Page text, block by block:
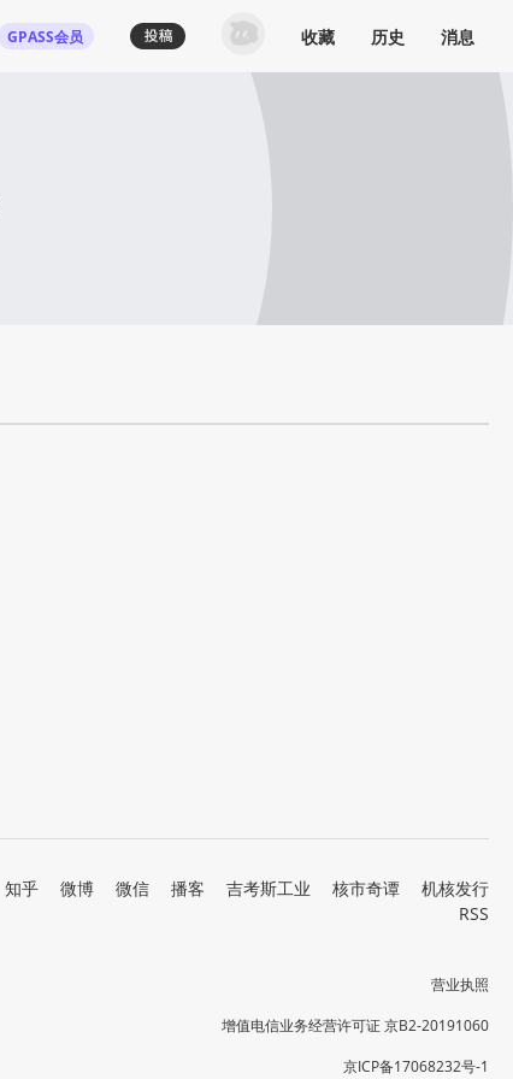
GPASS会员 收藏 历史 消息
知乎 微博 微信 播客 吉考斯工业 核市奇谭
机核发行
RSS
营业执照
增值电信业务经营许可证 京B2-20191060
京ICP备17068232号-1